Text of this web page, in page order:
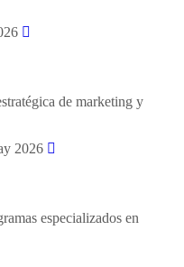
de marketing y
especializados en